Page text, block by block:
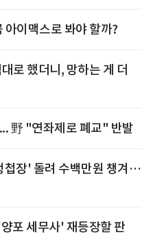
이맥스로 봐야 할까?
로 했더니, 망하는 게 더
野 "연좌제로 폐교" 반발
첩장' 돌려 수백만원 챙겨…
포 세무사' 재등장할 판